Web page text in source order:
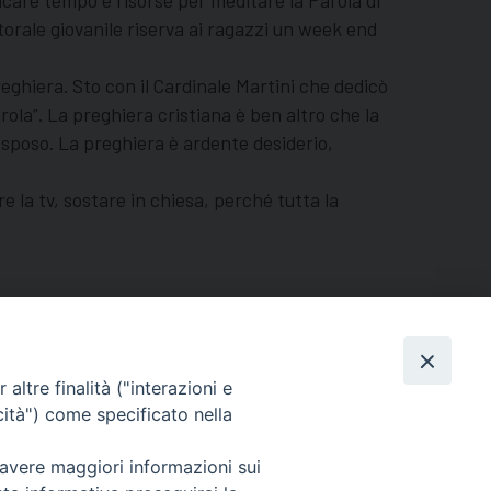
giovanile riserva ai ragazzi un week end
Sto con il Cardinale Martini che dedicò
La preghiera cristiana è ben altro che la
La preghiera è ardente desiderio,
la tv, sostare in chiesa, perché tutta la
altre finalità ("interazioni e
come specificato nella
maggiori informazioni sui